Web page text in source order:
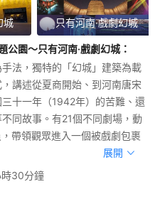
城 只有河南·戲劇幻城
公園～只有河南·戲劇幻城：
法，獨特的「幻城」建築為載
講述從夏商開始、到河南唐宋
十一年（1942年）的苦難、還
同故事。有21個不同劇場，動
帶領觀眾進入一個被戲劇包裹
展開
30分鐘